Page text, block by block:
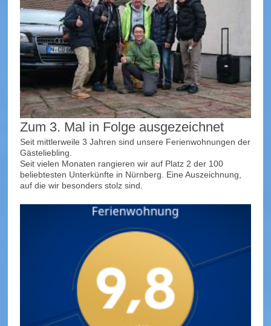
Zum 3. Mal in Folge ausgezeichnet
Seit mittlerweile 3 Jahren sind unsere Ferienwohnungen der
Gästeliebling.
Seit vielen Monaten rangieren wir auf Platz 2 der 100
beliebtesten Unterkünfte in Nürnberg. Eine Auszeichnung,
auf die wir besonders stolz sind.